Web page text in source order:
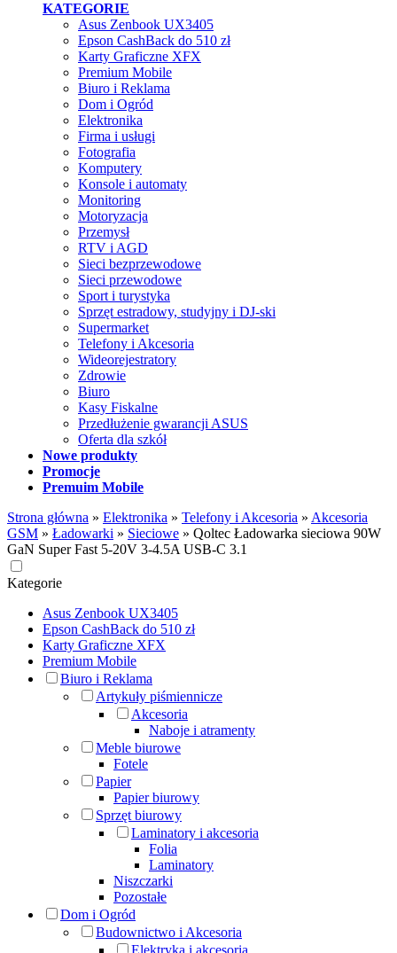
KATEGORIE
Asus Zenbook UX3405
Epson CashBack do 510 zł
Karty Graficzne XFX
Premium Mobile
Biuro i Reklama
Dom i Ogród
Elektronika
Firma i usługi
Fotografia
Komputery
Konsole i automaty
Monitoring
Motoryzacja
Przemysł
RTV i AGD
Sieci bezprzewodowe
Sieci przewodowe
Sport i turystyka
Sprzęt estradowy, studyjny i DJ-ski
Supermarket
Telefony i Akcesoria
Wideorejestratory
Zdrowie
Biuro
Kasy Fiskalne
Przedłużenie gwarancji ASUS
Oferta dla szkół
Nowe produkty
Promocje
Premuim Mobile
Strona główna » Elektronika » Telefony i Akcesoria » Akcesoria
GSM » Ładowarki » Sieciowe » Qoltec Ładowarka sieciowa 90W
GaN Super Fast 5-20V 3-4.5A USB-C 3.1
Kategorie
Asus Zenbook UX3405
Epson CashBack do 510 zł
Karty Graficzne XFX
Premium Mobile
Biuro i Reklama
Artykuły piśmiennicze
Akcesoria
Naboje i atramenty
Meble biurowe
Fotele
Papier
Papier biurowy
Sprzęt biurowy
Laminatory i akcesoria
Folia
Laminatory
Niszczarki
Pozostałe
Dom i Ogród
Budownictwo i Akcesoria
Elektryka i akcesoria